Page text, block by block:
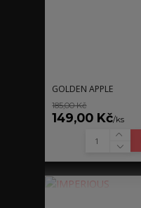
GOLDEN APPLE
185,00 Kč
149,00 Kč/ks